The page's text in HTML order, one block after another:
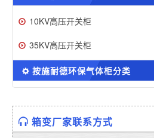
10KV高压开关柜
35KV高压开关柜
按施耐德环保气体柜分类
箱变厂家联系方式